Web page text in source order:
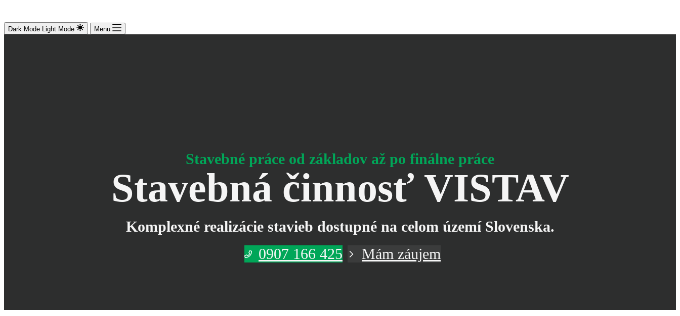
Dark Mode Light Mode Menu
Stavebné práce od základov až po finálne práce
Stavebná činnosť VISTAV
Komplexné realizácie stavieb dostupné na celom území Slovenska.
0907 166 425
Mám záujem